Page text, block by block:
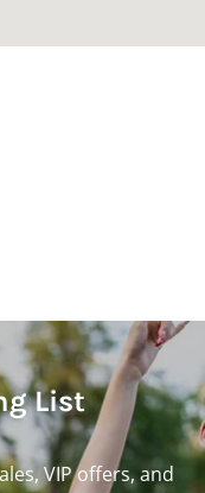
List
VIP offers, and